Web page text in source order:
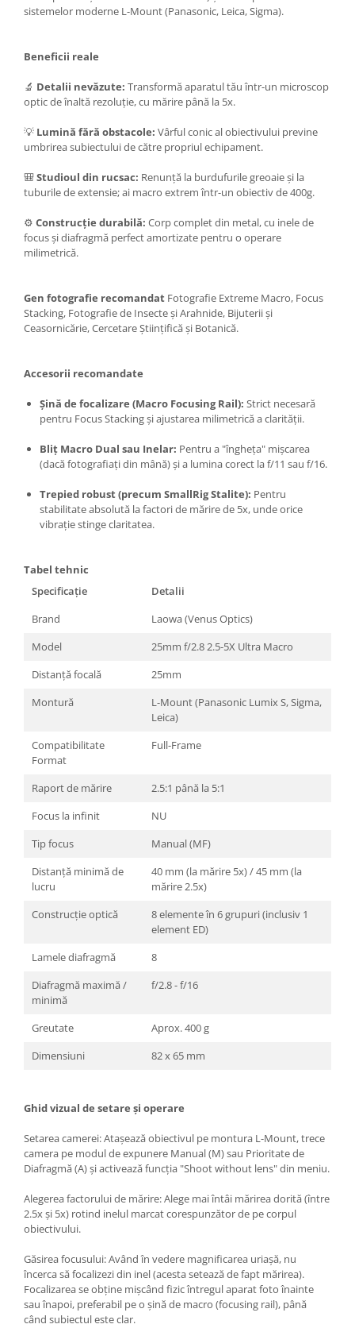
sistemelor moderne L-Mount (Panasonic, Leica, Sigma).
Beneficii reale
🔬 Detalii nevăzute: Transformă aparatul tău într-un microscop
optic de înaltă rezoluție, cu mărire până la 5x.
💡 Lumină fără obstacole: Vârful conic al obiectivului previne
umbrirea subiectului de către propriul echipament.
🎒Studioul din rucsac: Renunță la burdufurile greoaie și la
tuburile de extensie; ai macro extrem într-un obiectiv de 400g.
⚙️ Construcție durabilă: Corp complet din metal, cu inele de
focus și diafragmă perfect amortizate pentru o operare
milimetrică.
Gen fotografie recomandat Fotografie Extreme Macro, Focus
Stacking, Fotografie de Insecte și Arahnide, Bijuterii și
Ceasornicărie, Cercetare Științifică și Botanică.
Accesorii recomandate
Șină de focalizare (Macro Focusing Rail): Strict necesară
pentru Focus Stacking și ajustarea milimetrică a clarității.
Bliț Macro Dual sau Inelar: Pentru a "îngheța" mișcarea
(dacă fotografiați din mână) și a lumina corect la f/11 sau f/16.
Trepied robust (precum SmallRig Stalite): Pentru
stabilitate absolută la factori de mărire de 5x, unde orice
vibrație stinge claritatea.
Tabel tehnic
Specificație
Detalii
Brand
Laowa (Venus Optics)
Model
25mm f/2.8 2.5-5X Ultra Macro
Distanță focală
25mm
Montură
L-Mount (Panasonic Lumix S, Sigma,
Leica)
Compatibilitate
Format
Full-Frame
Raport de mărire
2.5:1 până la 5:1
Focus la infinit
NU
Tip focus
Manual (MF)
Distanță minimă de
lucru
40 mm (la mărire 5x) / 45 mm (la
mărire 2.5x)
Construcție optică
8 elemente în 6 grupuri (inclusiv 1
element ED)
Lamele diafragmă
8
Diafragmă maximă /
minimă
f/2.8 - f/16
Greutate
Aprox. 400 g
Dimensiuni
82 x 65 mm
Ghid vizual de setare și operare
Setarea camerei: Atașează obiectivul pe montura L-Mount, trece
camera pe modul de expunere Manual (M) sau Prioritate de
Diafragmă (A) și activează funcția "Shoot without lens" din meniu.
Alegerea factorului de mărire: Alege mai întâi mărirea dorită (între
2.5x și 5x) rotind inelul marcat corespunzător de pe corpul
obiectivului.
Găsirea focusului: Având în vedere magnificarea uriașă, nu
încerca să focalizezi din inel (acesta setează de fapt mărirea).
Focalizarea se obține mișcând fizic întregul aparat foto înainte
sau înapoi, preferabil pe o șină de macro (focusing rail), până
când subiectul este clar.